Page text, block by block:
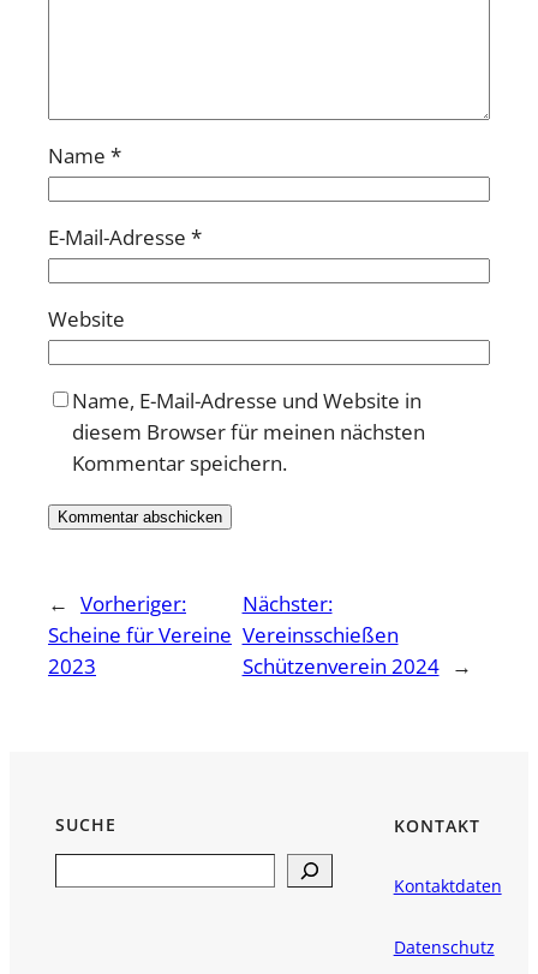
Name *
E-Mail-Adresse *
Website
Name, E-Mail-Adresse und Website in
diesem Browser für meinen nächsten
Kommentar speichern.
← Vorheriger:
Scheine für Vereine
2023
Nächster:
Vereinsschießen
Schützenverein 2024 →
SUCHE KONTAKT
Kontaktdaten
Datenschutz